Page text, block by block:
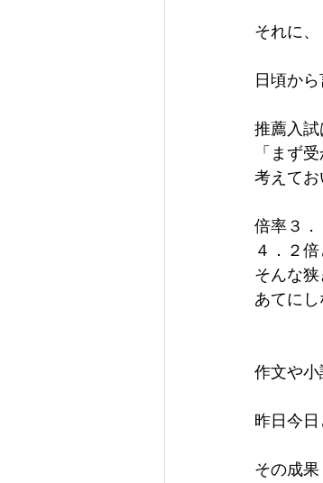
それに、
日頃から
推薦入試
「まず
考えてお
倍率３
４．２倍
そんな狭
あてにし
作文や小
昨日今日
その成果